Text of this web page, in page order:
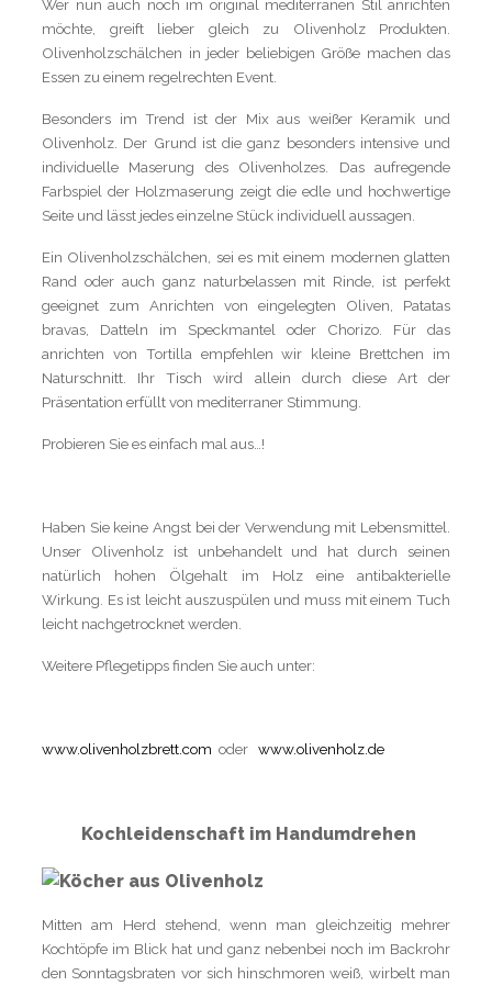
Wer nun auch noch im original mediterranen Stil anrichten
möchte, greift lieber gleich zu Olivenholz Produkten.
Olivenholzschälchen in jeder beliebigen Größe machen das
Essen zu einem regelrechten Event.
Besonders im Trend ist der Mix aus weißer Keramik und
Olivenholz. Der Grund ist die ganz besonders intensive und
individuelle Maserung des Olivenholzes. Das aufregende
Farbspiel der Holzmaserung zeigt die edle und hochwertige
Seite und lässt jedes einzelne Stück individuell aussagen.
Ein Olivenholzschälchen, sei es mit einem modernen glatten
Rand oder auch ganz naturbelassen mit Rinde, ist perfekt
geeignet zum Anrichten von eingelegten Oliven, Patatas
bravas, Datteln im Speckmantel oder Chorizo. Für das
anrichten von Tortilla empfehlen wir kleine Brettchen im
Naturschnitt. Ihr Tisch wird allein durch diese Art der
Präsentation erfüllt von mediterraner Stimmung.
Probieren Sie es einfach mal aus…!
Haben Sie keine Angst bei der Verwendung mit Lebensmittel.
Unser Olivenholz ist unbehandelt und hat durch seinen
natürlich hohen Ölgehalt im Holz eine antibakterielle
Wirkung. Es ist leicht auszuspülen und muss mit einem Tuch
leicht nachgetrocknet werden.
Weitere Pflegetipps finden Sie auch unter:
www.olivenholzbrett.com oder www.olivenholz.de
Kochleidenschaft im Handumdrehen
Mitten am Herd stehend, wenn man gleichzeitig mehrer
Kochtöpfe im Blick hat und ganz nebenbei noch im Backrohr
den Sonntagsbraten vor sich hinschmoren weiß, wirbelt man